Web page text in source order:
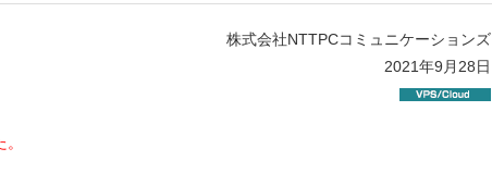
株式会社NTTPCコミュニケーションズ
2021年9月28日